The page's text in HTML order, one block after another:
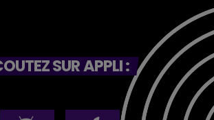
SUR APPLI :